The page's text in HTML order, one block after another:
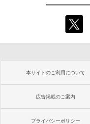
本サイトのご利用について
広告掲載のご案内
プライバシーポリシー